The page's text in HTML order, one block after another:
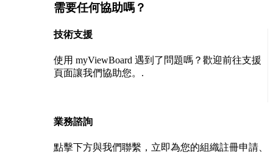
需要任何協助嗎？
技術支援
使用 myViewBoard 遇到了問題嗎？歡迎前往支援
頁面讓我們協助您。.
業務諮詢
點擊下方與我們聯繫，立即為您的組織註冊申請、